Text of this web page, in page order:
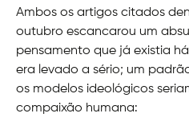
Ambos os artigos citados
outubro escancarou um
pensamento que já existia
era levado a sério; um
os modelos ideológicos
compaixão humana: